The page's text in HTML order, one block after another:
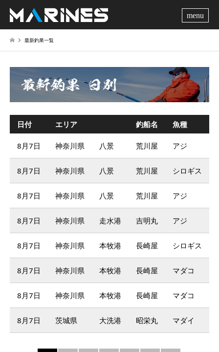
最新釣果一覧
日付 エリア 釣船名 魚種
8月7日 神奈川県 八景 荒川屋 アジ
8月7日 神奈川県 八景 荒川屋 シロギス
8月7日 神奈川県 八景 荒川屋 アジ
8月7日 神奈川県 走水港 吉明丸 アジ
8月7日 神奈川県 本牧港 長崎屋 シロギス
8月7日 神奈川県 本牧港 長崎屋 マダコ
8月7日 神奈川県 本牧港 長崎屋 マダコ
8月7日 茨城県 大洗港 昭栄丸 マダイ